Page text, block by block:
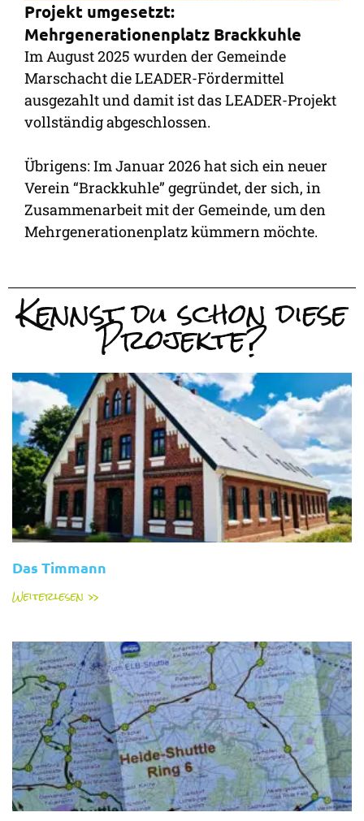
Projekt umgesetzt:
Mehrgenerationenplatz Brackkuhle
Im August 2025 wurden der Gemeinde
Marschacht die LEADER-Fördermittel
ausgezahlt und damit ist das LEADER-Projekt
vollständig abgeschlossen.
Übrigens: Im Januar 2026 hat sich ein neuer
Verein “Brackkuhle” gegründet, der sich, in
Zusammenarbeit mit der Gemeinde, um den
Mehrgenerationenplatz kümmern möchte.
Kennst du schon diese
Projekte?
Das Timmann
Weiterlesen »